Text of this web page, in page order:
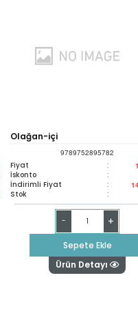
Olağan-içi
9789752895782
Fiyat :
İskonto :
İndirimli Fiyat :
Stok :
- +
Sepete Ekle
Ürün Detayı